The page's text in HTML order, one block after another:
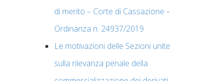
di merito – Corte di Cassazione –
Ordinanza n. 24937/2019
Le motivazioni delle Sezioni unite
sulla rilevanza penale della